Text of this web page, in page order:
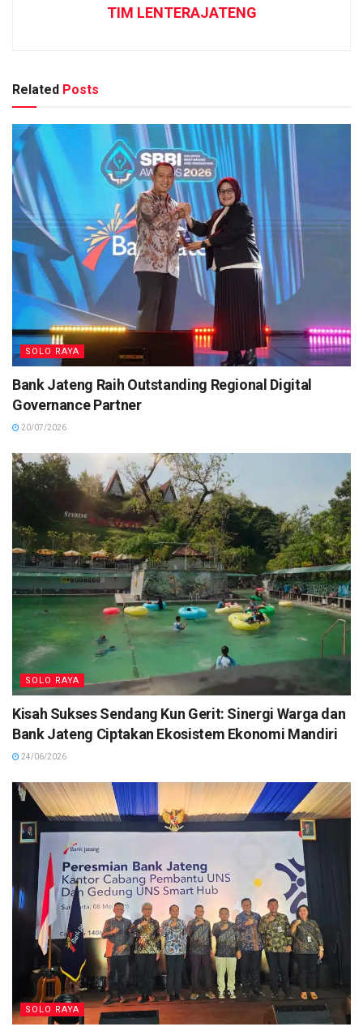
TIM LENTERAJATENG
Related Posts
SOLO RAYA
Bank Jateng Raih Outstanding Regional Digital
Governance Partner
20/07/2026
SOLO RAYA
Kisah Sukses Sendang Kun Gerit: Sinergi Warga dan
Bank Jateng Ciptakan Ekosistem Ekonomi Mandiri
24/06/2026
SOLO RAYA